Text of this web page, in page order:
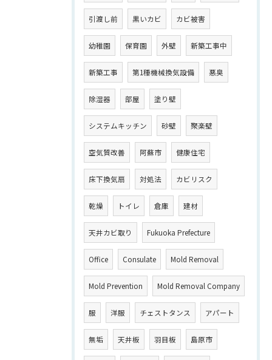
引渡し前 黒いカビ カビ被害
幼稚園 保育園 外壁 新築工事中
新築工事 第1種機械換気設備 悪臭
除湿器 部屋 塗り壁
システムキッチン 砂壁 聚楽壁
空気質改善 阿蘇市 健康住宅
床下換気扇 対処法 カビリスク
乾燥 トイレ 倉庫 建材
天井カビ取り Fukuoka Prefecture
Office Consulate Mold Removal
Mold Prevention Mold Removal Company
服 洋服 チェストタンス アパート
無垢 天井板 羽目板 島原市